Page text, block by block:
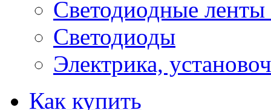
Светодиодные
Светодиоды
Электрика,
Как купить